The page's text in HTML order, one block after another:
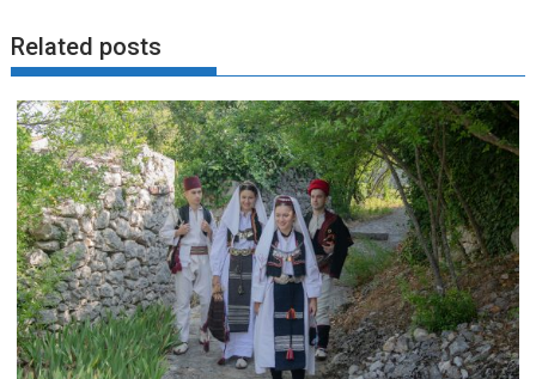
Related posts